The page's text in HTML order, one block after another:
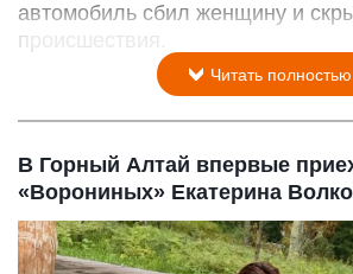
автомобиль сбил женщину и
происшествия.
Читать полностью
В Горный Алтай впервые
«Ворониных» Екатерина